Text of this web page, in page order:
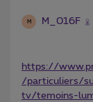
M M_016F
https://
/particuliers/
tv/temoins-